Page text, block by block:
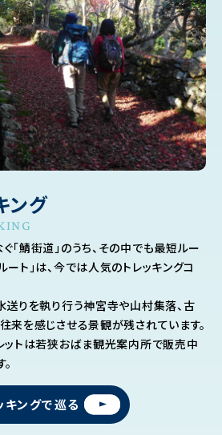
ング
「鯖街道」のうち、その中でも最短ルー
ト」は、今では人気のトレッキングコ
送りを執り行う神宮寺や山村集落、古
来を感じさせる景観が残されています。
ットは若狭おばま観光案内所で販売中
キングで巡る